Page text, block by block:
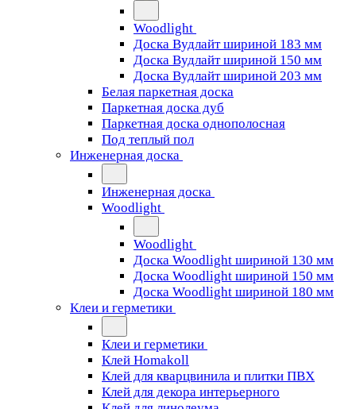
Woodlight
Доска Вудлайт шириной 183 мм
Доска Вудлайт шириной 150 мм
Доска Вудлайт шириной 203 мм
Белая паркетная доска
Паркетная доска дуб
Паркетная доска однополосная
Под теплый пол
Инженерная доска
Инженерная доска
Woodlight
Woodlight
Доска Woodlight шириной 130 мм
Доска Woodlight шириной 150 мм
Доска Woodlight шириной 180 мм
Клеи и герметики
Клеи и герметики
Клей Homakoll
Клей для кварцвинила и плитки ПВХ
Клей для декора интерьерного